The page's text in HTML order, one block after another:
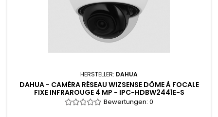
HERSTELLER: DAHUA
DAHUA - CAMÉRA RÉSEAU WIZSENSE DÔME À FOCALE
FIXE INFRAROUGE 4 MP - IPC-HDBW2441E-S
Bewertungen: 0